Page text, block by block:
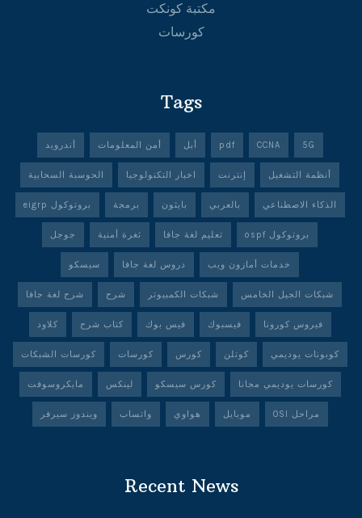
مكتبة كونكت
كورسات
Tags
5G
CCNA
pdf أبل أمن المعلومات أندرويد
أنظمة التشغيل إنترنت اخبار التكنولوجيا الحوسبة السحابية
الذكاء الاصطناعي بالعربي بايثون برمجة بروتوكول eigrp
بروتوكول ospf تعليم لغة جافا ثغرة أمنية جوجل
خدمات أمازون ويب دروس لغة جافا سيسكو
شبكات الجيل الخامس شبكات الكمبيوتر شرح شرح لغة جافا
فيروس كورونا فيسبوك فيس بوك كتاب شرح كلاود
كوبونات يوديمي كوتلن كورس كورسات كورسات الشبكات
كورسات يوديمي مجانا كورس سيسكو لينكس مايكروسوفت
مراحل OSI موبايل هواوي واتساب ويندوز سيرفر
Recent News